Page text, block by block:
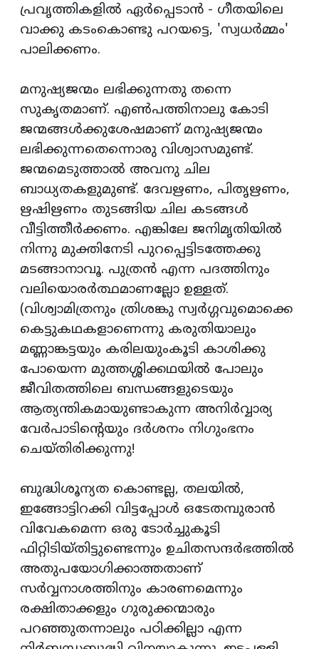
പ്രവൃത്തികളില്‍ ഏര്‍പ്പെടാന്‍ - ഗീതയിലെ
വാക്കു കടംകൊണ്ടു പറയട്ടെ, 'സ്വധര്‍മ്മം'
പാലിക്കണം.
മനുഷ്യജന്മം ലഭിക്കുന്നതു തന്നെ
സുകൃതമാണ്. എണ്‍പത്തിനാലു കോടി
ജന്മങ്ങള്‍ക്കുശേഷമാണ് മനുഷ്യജന്മം
ലഭിക്കുന്നതെന്നൊരു വിശ്വാസമുണ്ട്.
ജന്മമെടുത്താല്‍ അവനു ചില
ബാധ്യതകളുമുണ്ട്. ദേവഋണം, പിതൃഋണം,
ഋഷിഋണം തുടങ്ങിയ ചില കടങ്ങള്‍
വീട്ടിത്തീര്‍ക്കണം. എങ്കിലേ ജനിമൃതിയില്‍
നിന്നു മുക്തിനേടി പുറപ്പെട്ടിടത്തേക്കു
മടങ്ങാനാവൂ. പുത്രന്‍ എന്ന പദത്തിനും
വലിയൊരര്‍ത്ഥമാണല്ലോ ഉള്ളത്.
(വിശ്വാമിത്രനും ത്രിശങ്കു സ്വര്‍ഗ്ഗവുമൊക്കെ
കെട്ടുകഥകളാണെന്നു കരുതിയാലും
മണ്ണാങ്കട്ടയും കരിലയുംകൂടി കാശിക്കു
പോയെന്ന മുത്തശ്ശിക്കഥയില്‍ പോലും
ജീവിതത്തിലെ ബന്ധങ്ങളുടെയും
ആത്യന്തികമായുണ്ടാകുന്ന അനിര്‍വ്വാര്യ
വേര്‍പാടിന്റെയും ദര്‍ശനം നിഗുംഭനം
ചെയ്തിരിക്കുന്നു!
ബുദ്ധിശൂന്യത കൊണ്ടല്ല, തലയില്‍,
ഇങ്ങോട്ടിറക്കി വിട്ടപ്പോള്‍ ഒടേതമ്പുരാന്‍
വിവേകമെന്ന ഒരു ടോര്‍ച്ചുകൂടി
ഫിറ്റിടിയ്തിട്ടുണ്ടെന്നും ഉചിതസന്ദര്‍ഭത്തില്‍
അതുപയോഗിക്കാത്തതാണ്
സര്‍വ്വനാശത്തിനും കാരണമെന്നും
രക്ഷിതാക്കളും ഗുരുക്കന്മാരും
പറഞ്ഞുതന്നാലും പഠിക്കില്ലാ എന്ന